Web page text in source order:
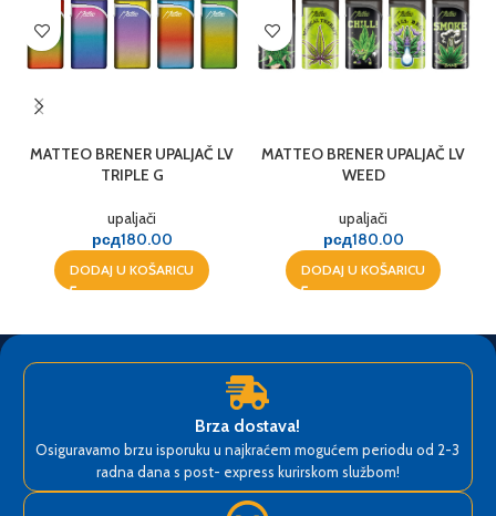
MATTEO BRENER UPALJAČ LV
TRIPLE G
upaljači
рсд180.00
DODAJ U KOŠARICU
MATTEO BRENER UPALJAČ LV
WEED
upaljači
рсд180.00
DODAJ U KOŠARICU
Brza dostava!
Osiguravamo brzu isporuku u najkraćem mogućem periodu od 2-3
radna dana s post- express kurirskom službom!